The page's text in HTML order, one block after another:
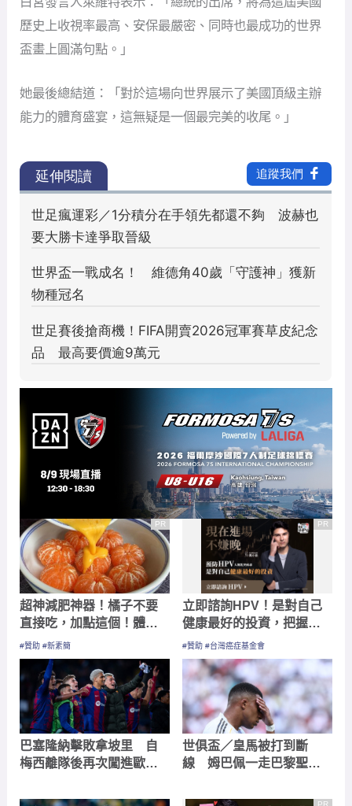
歷史上收視率最高、安保最嚴密、同時也最成功的世界
盃畫上圓滿句點。」
她最後總結道：「對於這場向世界展示了美國頂級主辦
能力的體育盛宴，這無疑是一個最完美的收尾。」
PR
超神減肥神器！橘子不要
直接吃，加點這個！體重
天天下降
#贊助 #新素簡
PR
立即諮詢HPV！是對自己
健康最好的投資，把握現
在不嫌晚！
#贊助 #台灣癌症基金會
巴塞隆納擊敗拿坡里 自
梅西離隊後再次闖進歐冠8
世俱盃／皇馬被打到斷
線 姆巴佩一走巴黎聖日